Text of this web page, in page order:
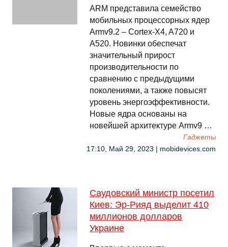
ARM представила семейство
мобильных процессорных ядер
Armv9.2 – Cortex-X4, A720 и
A520. Новинки обеспечат
значительный прирост
производительности по
сравнению с предыдущими
поколениями, а также повысят
уровень энергоэффективности.
Новые ядра основаны на
новейшей архитектуре Armv9 …
Гаджеты
17:10, Май 29, 2023 | mobidevices.com
Саудовский министр посетил
Киев: Эр-Рияд выделит 410
миллионов долларов
Украине